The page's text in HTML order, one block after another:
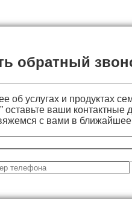
обратный
об услугах и продуктах
оставьте ваши
с вами в